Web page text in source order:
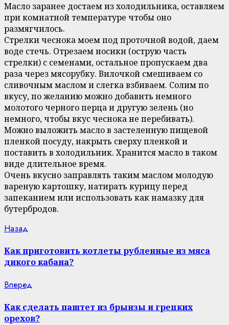
Масло заранее достаем из холодильника, оставляем
при комнатной температуре чтобы оно
размягчилось.
Стрелки чеснока моем под проточной водой, даем
воде стечь. Отрезаем носики (острую часть
стрелки) с семенами, остальное пропускаем два
раза через мясорубку. Вилочкой смешиваем со
сливочным маслом и слегка взбиваем. Солим по
вкусу, по желанию можно добавить немного
молотого черного перца и другую зелень (но
немного, чтобы вкус чеснока не перебивать).
Можно выложить масло в застеленную пищевой
пленкой посуду, накрыть сверху пленкой и
поставить в холодильник. Хранится масло в таком
виде длительное время.
Очень вкусно заправлять таким маслом молодую
вареную картошку, натирать курицу перед
запеканием или использовать как намазку для
бутербродов.
Continue
Reading
Назад
Как приготовить котлеты рубленные из мяса
дикого кабана?
Вперед
Как сделать паштет из брынзы и грецких
орехов?